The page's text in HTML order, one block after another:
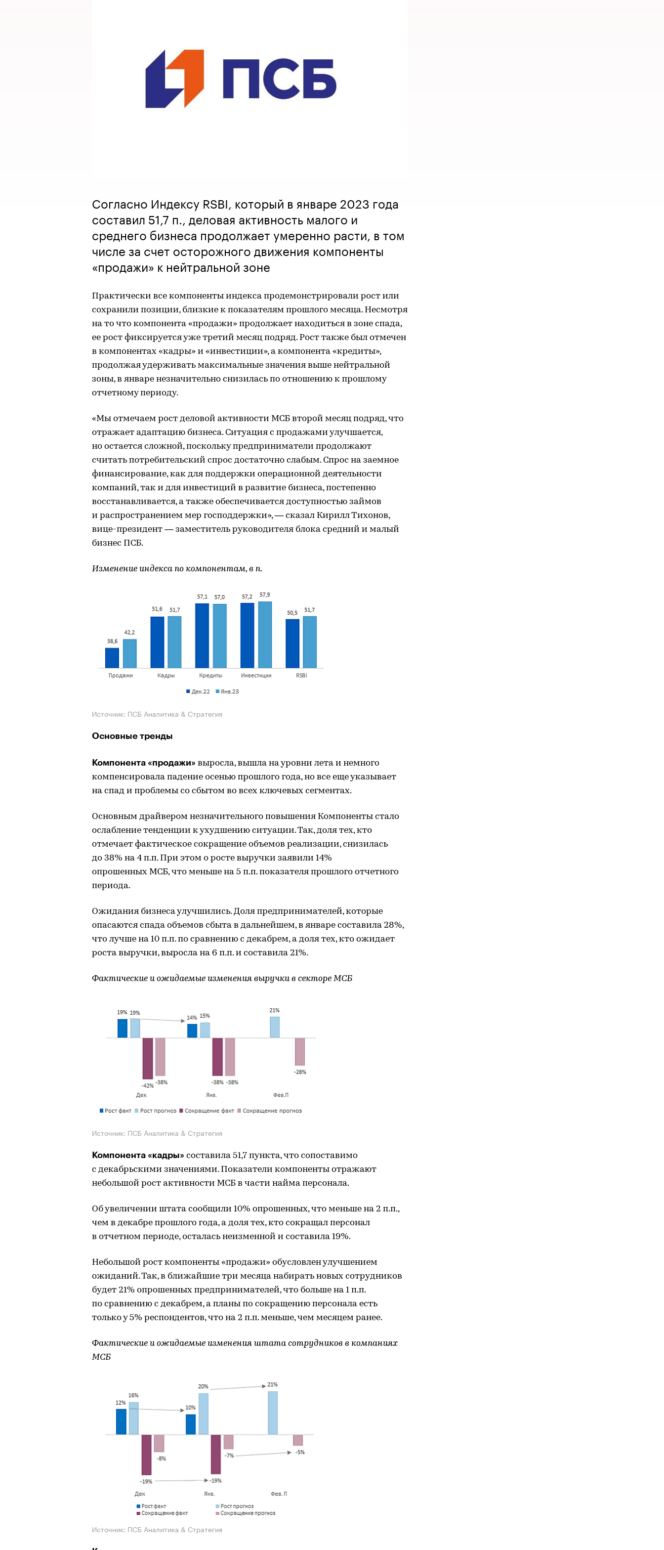
Согласно Индексу RSBI, который в январе 2023 года
составил 51,7 п., деловая активность малого и
среднего бизнеса продолжает умеренно расти, в том
числе за счет осторожного движения компоненты
«продажи» к нейтральной зоне
Практически все компоненты индекса продемонстрировали рост или
сохранили позиции, близкие к показателям прошлого месяца. Несмотря
на то что компонента «продажи» продолжает находиться в зоне спада,
ее рост фиксируется уже третий месяц подряд. Рост также был отмечен
в компонентах «кадры» и «инвестиции», а компонента «кредиты»,
продолжая удерживать максимальные значения выше нейтральной
зоны, в январе незначительно снизилась по отношению к прошлому
отчетному периоду.
«Мы отмечаем рост деловой активности МСБ второй месяц подряд, что
отражает адаптацию бизнеса. Ситуация с продажами улучшается,
но остается сложной, поскольку предприниматели продолжают
считать потребительский спрос достаточно слабым. Спрос на заемное
финансирование, как для поддержки операционной деятельности
компаний, так и для инвестиций в развитие бизнеса, постепенно
восстанавливается, а также обеспечивается доступностью займов
и распространением мер господдержки», — сказал Кирилл Тихонов,
вице-президент — заместитель руководителя блока средний и малый
бизнес ПСБ.
Изменение индекса по компонентам, в п.
Источник: ПСБ Аналитика & Стратегия
Основные тренды
Компонента «продажи» выросла, вышла на уровни лета и немного
компенсировала падение осенью прошлого года, но все еще указывает
на спад и проблемы со сбытом во всех ключевых сегментах.
Основным драйвером незначительного повышения Компоненты стало
ослабление тенденции к ухудшению ситуации. Так, доля тех, кто
отмечает фактическое сокращение объемов реализации, снизилась
до 38% на 4 п.п. При этом о росте выручки заявили 14%
опрошенных МСБ, что меньше на 5 п.п. показателя прошлого отчетного
периода.
Ожидания бизнеса улучшились. Доля предпринимателей, которые
опасаются спада объемов сбыта в дальнейшем, в январе составила 28%,
что лучше на 10 п.п. по сравнению с декабрем, а доля тех, кто ожидает
роста выручки, выросла на 6 п.п. и составила 21%.
Фактические и ожидаемые изменения выручки в секторе МСБ
Источник: ПСБ Аналитика & Стратегия
Компонента «кадры» составила 51,7 пункта, что сопоставимо
с декабрьскими значениями. Показатели компоненты отражают
небольшой рост активности МСБ в части найма персонала.
Об увеличении штата сообщили 10% опрошенных, что меньше на 2 п.п.,
чем в декабре прошлого года, а доля тех, кто сокращал персонал
в отчетном периоде, осталась неизменной и составила 19%.
Небольшой рост компоненты «продажи» обусловлен улучшением
ожиданий. Так, в ближайшие три месяца набирать новых сотрудников
будет 21% опрошенных предпринимателей, что больше на 1 п.п.
по сравнению с декабрем, а планы по сокращению персонала есть
только у 5% респондентов, что на 2 п.п. меньше, чем месяцем ранее.
Фактические и ожидаемые изменения штата сотрудников в компаниях
МСБ
Источник: ПСБ Аналитика & Стратегия